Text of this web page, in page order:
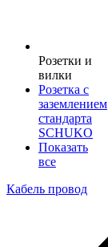
Розетки и
вилки
Розетка с
заземлением
стандарта
SCHUKO
Показать
все
Кабель провод